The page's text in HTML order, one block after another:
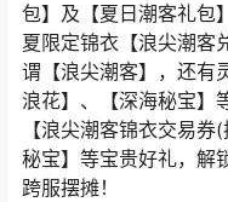
包】及【夏日潮客礼包
夏限定锦衣【浪尖潮客
谓【浪尖潮客】，还有
浪花】、【深海秘宝】
【浪尖潮客锦衣交易
秘宝】等宝贵好礼，解
跨服摆摊！